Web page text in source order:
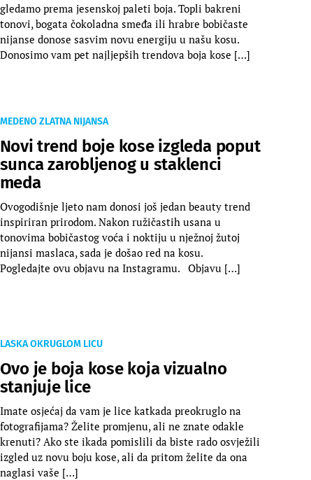
gledamo prema jesenskoj paleti boja. Topli bakreni
tonovi, bogata čokoladna smeđa ili hrabre bobičaste
nijanse donose sasvim novu energiju u našu kosu.
Donosimo vam pet najljepših trendova boja kose […]
MEDENO ZLATNA NIJANSA
Novi trend boje kose izgleda poput
sunca zarobljenog u staklenci
meda
Ovogodišnje ljeto nam donosi još jedan beauty trend
inspiriran prirodom. Nakon ružičastih usana u
tonovima bobičastog voća i noktiju u nježnoj žutoj
nijansi maslaca, sada je došao red na kosu.
Pogledajte ovu objavu na Instagramu. Objavu […]
LASKA OKRUGLOM LICU
Ovo je boja kose koja vizualno
stanjuje lice
Imate osjećaj da vam je lice katkada preokruglo na
fotografijama? Želite promjenu, ali ne znate odakle
krenuti? Ako ste ikada pomislili da biste rado osvježili
izgled uz novu boju kose, ali da pritom želite da ona
naglasi vaše […]